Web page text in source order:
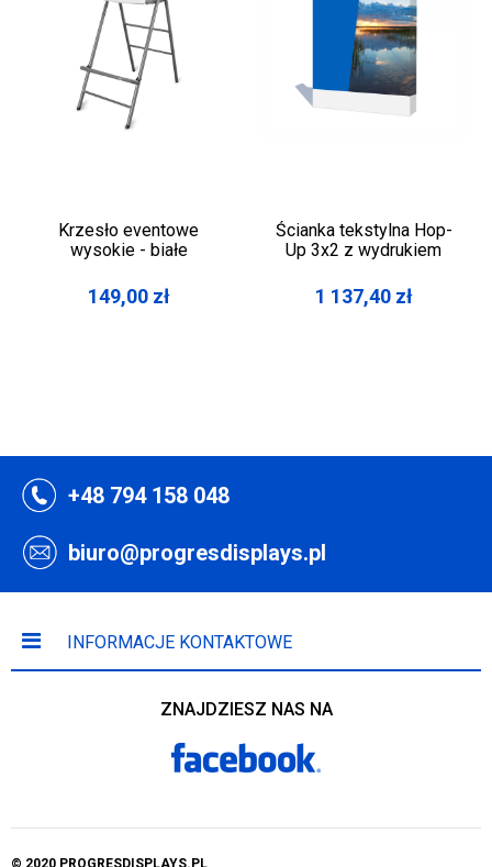
Krzesło eventowe
wysokie - białe
149,00 zł
Ścianka tekstylna Hop-
Up 3x2 z wydrukiem
1 137,40 zł
+48 794 158 048
biuro@progresdisplays.pl
INFORMACJE KONTAKTOWE
ZNAJDZIESZ NAS NA